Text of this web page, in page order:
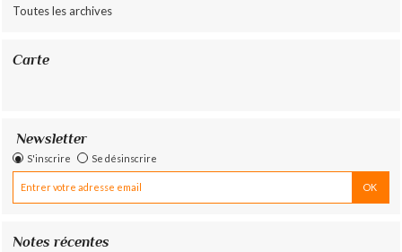
Toutes les archives
Carte
Newsletter
S'inscrire Se désinscrire
Notes récentes